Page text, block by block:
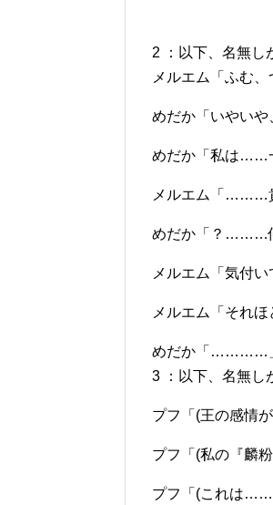
2 ：以下、名無し
メルエム「ふむ
めだか「いやいや
めだか「私は……
メルエム「………
めだか「？………
メルエム「気付
メルエム「それ
めだか「…………
3 ：以下、名無し
プフ「(王の感情
プフ「(私の『麟
プフ「(これは……